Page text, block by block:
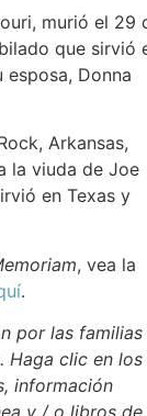
murió el 29
que sirvió
esposa, Donna
Arkansas,
la viuda de Joe
en Texas y
, vea la
.
por las familias
Haga clic en los
información